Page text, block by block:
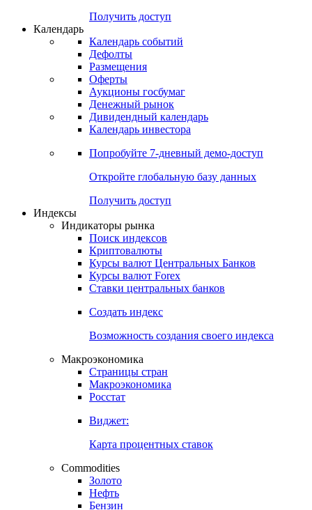
Попробуйте7-дневный
Откройте глобальную базу данных
Получить доступ
Календарь
Календарь событий
Дефолты
Размещения
Оферты
Денежный рынок
Календарь инвестора
Попробуйте7-дневный
Откройте глобальную базу данных
Получить доступ
Индикаторы рынка
Поиск индексов
Курсы валют Центральных Банков
Ставки центральных банков
Создать индекс
Возможность создания своего индекса
Страницы стран
Росстат
Виджет:
Карта процентных ставок